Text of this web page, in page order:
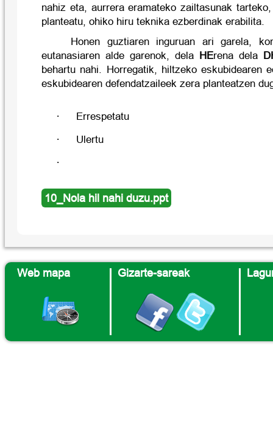
nahiz eta, aurrera eramateko zailtasunak
planteatu, ohiko hiru teknika ezberdinak erabilita.
Honen guztiaren inguruan ari garela,
eutanasiaren alde garenok, dela HErena dela
behartu nahi. Horregatik, hiltzeko eskubidearen
eskubidearen defendatzaileek zera planteatzen
· Errespetatu
· Ulertu
·
10_Nola hil nahi duzu.ppt
Web mapa Gizarte-sareak